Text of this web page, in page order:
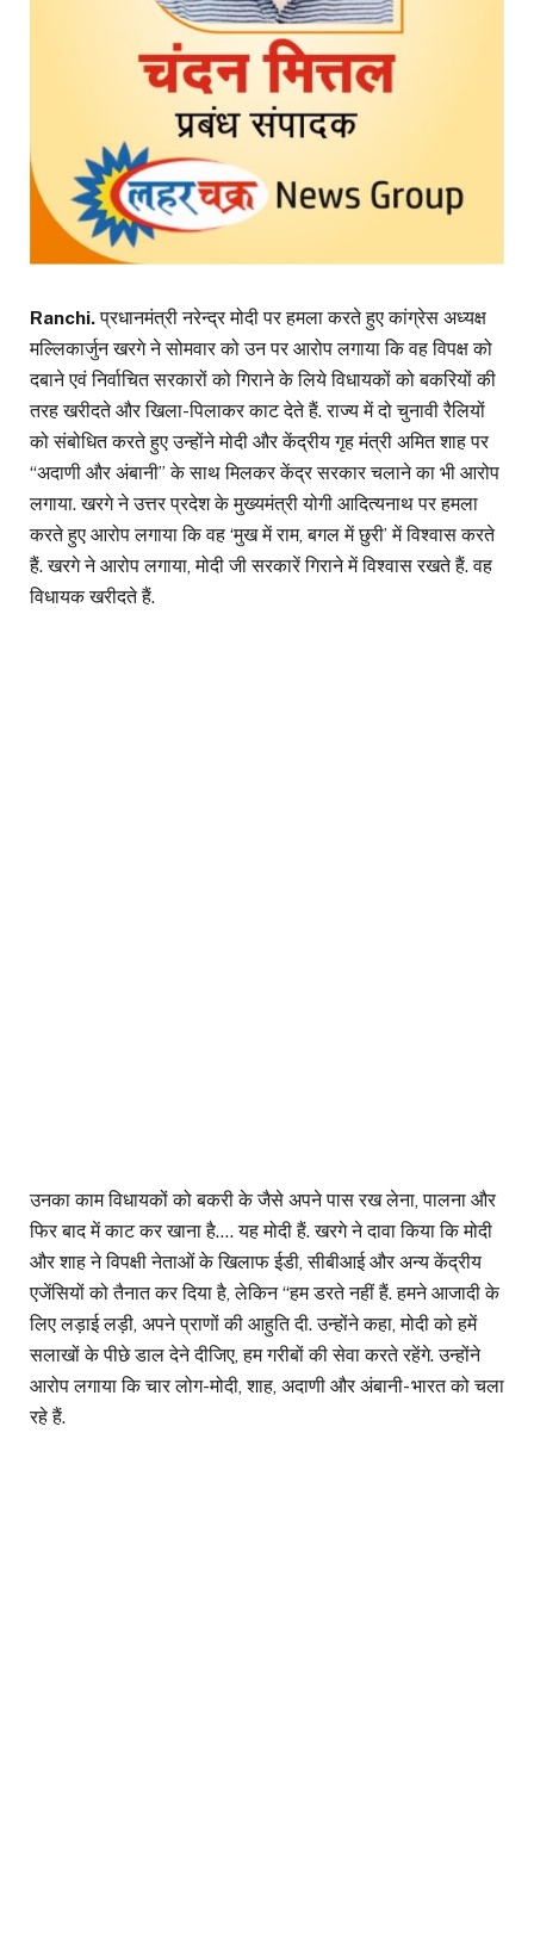
Ranchi.प्रधानमंत्री नरेन्द्र मोदी पर हमला करते हुए कांग्रेस अध्यक्ष
मल्लिकार्जुन खरगे ने सोमवार को उन पर आरोप लगाया कि वह विपक्ष को
दबाने एवं निर्वाचित सरकारों को गिराने के लिये विधायकों को बकरियों की
तरह खरीदते और खिला-पिलाकर काट देते हैं. राज्य में दो चुनावी रैलियों
को संबोधित करते हुए उन्होंने मोदी और केंद्रीय गृह मंत्री अमित शाह पर
“अदाणी और अंबानी” के साथ मिलकर केंद्र सरकार चलाने का भी आरोप
लगाया. खरगे ने उत्तर प्रदेश के मुख्यमंत्री योगी आदित्यनाथ पर हमला
करते हुए आरोप लगाया कि वह ‘मुख में राम, बगल में छुरी’ में विश्वास करते
हैं. खरगे ने आरोप लगाया, मोदी जी सरकारें गिराने में विश्वास रखते हैं. वह
विधायक खरीदते हैं.
उनका काम विधायकों को बकरी के जैसे अपने पास रख लेना, पालना और
फिर बाद में काट कर खाना है…. यह मोदी हैं. खरगे ने दावा किया कि मोदी
और शाह ने विपक्षी नेताओं के खिलाफ ईडी, सीबीआई और अन्य केंद्रीय
एजेंसियों को तैनात कर दिया है, लेकिन “हम डरते नहीं हैं. हमने आजादी के
लिए लड़ाई लड़ी, अपने प्राणों की आहुति दी. उन्होंने कहा, मोदी को हमें
सलाखों के पीछे डाल देने दीजिए, हम गरीबों की सेवा करते रहेंगे. उन्होंने
आरोप लगाया कि चार लोग-मोदी, शाह, अदाणी और अंबानी- भारत को चला
रहे हैं.